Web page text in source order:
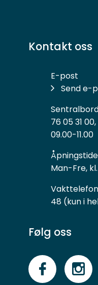
Kontakt oss
E-post
Send e-
76 05 31
09.00-11.00
Man-Fre,
48 (kun i
Følg oss